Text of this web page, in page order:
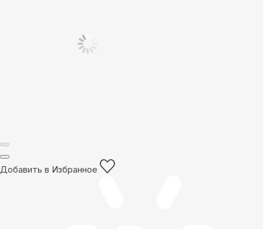
Добавить в Избранное